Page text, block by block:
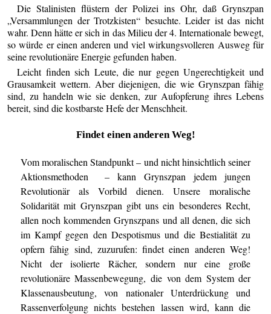
Die Stalinisten flüstern der Polizei ins Ohr, daß Grynszpan
„Versammlungen der Trotzkisten“ besuchte. Leider ist das nicht
wahr. Denn hätte er sich in das Milieu der 4. Internationale bewegt,
so würde er einen anderen und viel wirkungsvolleren Ausweg für
seine revolutionäre Energie gefunden haben.
Leicht finden sich Leute, die nur gegen Ungerechtigkeit und
Grausamkeit wettern. Aber diejenigen, die wie Grynszpan fähig
sind, zu handeln wie sie denken, zur Aufopferung ihres Lebens
bereit, sind die kostbarste Hefe der Menschheit.
Findet einen anderen Weg!
Vom moralischen Standpunkt – und nicht hinsichtlich seiner
Aktionsmethoden – kann Grynszpan jedem jungen
Revolutionär als Vorbild dienen. Unsere moralische
Solidarität mit Grynszpan gibt uns ein besonderes Recht,
allen noch kommenden Grynszpans und all denen, die sich
im Kampf gegen den Despotismus und die Bestialität zu
opfern fähig sind, zuzurufen: findet einen anderen Weg!
Nicht der isolierte Rächer, sondern nur eine große
revolutionäre Massenbewegung, die von dem System der
Klassenausbeutung, von nationaler Unterdrückung und
Rassenverfolgung nichts bestehen lassen wird, kann die